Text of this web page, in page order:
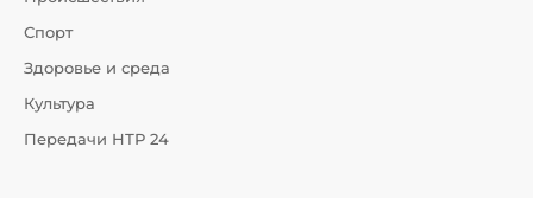
Спорт
Здоровье и среда
Культура
Передачи НТР 24